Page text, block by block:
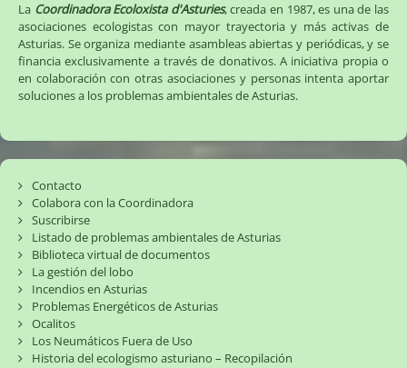
La Coordinadora Ecoloxista d'Asturies, creada en 1987, es una de las
asociaciones ecologistas con mayor trayectoria y más activas de
Asturias. Se organiza mediante asambleas abiertas y periódicas, y se
financia exclusivamente a través de donativos. A iniciativa propia o
en colaboración con otras asociaciones y personas intenta aportar
soluciones a los problemas ambientales de Asturias.
Contacto
Colabora con la Coordinadora
Suscribirse
Listado de problemas ambientales de Asturias
Biblioteca virtual de documentos
La gestión del lobo
Incendios en Asturias
Problemas Energéticos de Asturias
Ocalitos
Los Neumáticos Fuera de Uso
Historia del ecologismo asturiano – Recopilación